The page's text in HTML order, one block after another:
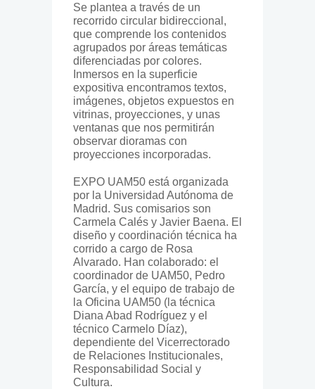
Se plantea a través de un
recorrido circular bidireccional,
que comprende los contenidos
agrupados por áreas temáticas
diferenciadas por colores.
Inmersos en la superficie
expositiva encontramos textos,
imágenes, objetos expuestos en
vitrinas, proyecciones, y unas
ventanas que nos permitirán
observar dioramas con
proyecciones incorporadas.
EXPO UAM50 está organizada
por la Universidad Autónoma de
Madrid. Sus comisarios son
Carmela Calés y Javier Baena. El
diseño y coordinación técnica ha
corrido a cargo de Rosa
Alvarado. Han colaborado: el
coordinador de UAM50, Pedro
García, y el equipo de trabajo de
la Oficina UAM50 (la técnica
Diana Abad Rodríguez y el
técnico Carmelo Díaz),
dependiente del Vicerrectorado
de Relaciones Institucionales,
Responsabilidad Social y
Cultura.